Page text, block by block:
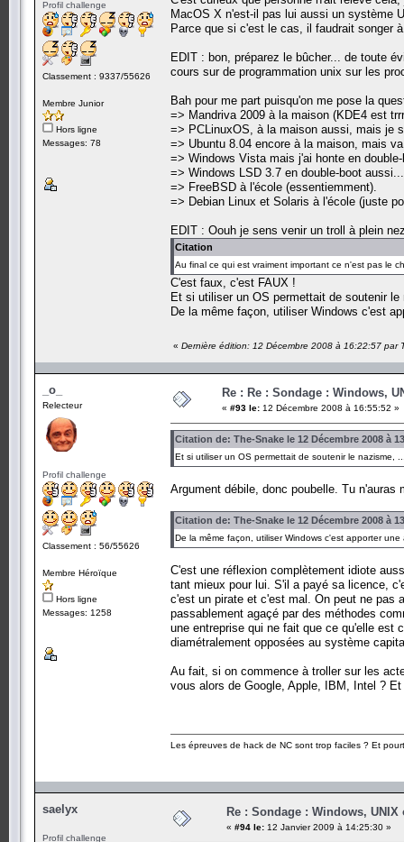
Profil challenge
Classement : 9337/55626
Membre Junior
Hors ligne
Messages: 78
MacOS X n'est-il pas lui aussi un système
Parce que si c'est le cas, il faudrait songer
EDIT : bon, préparez le bûcher... de toute
cours sur de programmation unix sur les
Bah pour me part puisqu'on me pose la
=> Mandriva 2009 à la maison (KDE4 est
=> PCLinuxOS, à la maison aussi, mais je
=> Ubuntu 8.04 encore à la maison, mais
=> Windows Vista mais j'ai honte en
=> Windows LSD 3.7 en double-boot aussi...
=> FreeBSD à l'école (essentiemment).
=> Debian Linux et Solaris à l'école (juste
EDIT : Oouh je sens venir un troll à plein
Citation
Au final ce qui est vraiment important ce n'est pas le
C'est faux, c'est FAUX !
Et si utiliser un OS permettait de soutenir
De la même façon, utiliser Windows c'est
« Dernière édition: 12 Décembre 2008 à 16:22:57 par
_o_
Relecteur
Profil challenge
Classement : 56/55626
Membre Héroïque
Hors ligne
Messages: 1258
Re : Re : Sondage : Windows,
« #93 le: 12 Décembre 2008 à 16:55:52 »
Citation de: The-Snake le 12 Décembre 2008 à
Et si utiliser un OS permettait de soutenir le nazisme,
Argument débile, donc poubelle. Tu
Citation de: The-Snake le 12 Décembre 2008 à
De la même façon, utiliser Windows c'est apporter
C'est une réflexion complètement idiote
tant mieux pour lui. S'il a payé sa licence,
c'est un pirate et c'est mal. On peut ne pas
passablement agaçé par des méthodes
une entreprise qui ne fait que ce qu'elle est
diamétralement opposées au système
Au fait, si on commence à troller sur les
vous alors de Google, Apple, IBM, Intel ?
Les épreuves de hack de NC sont trop faciles ? Et
saelyx
Profil challenge
Re : Sondage : Windows, UNIX
« #94 le: 12 Janvier 2009 à 14:25:30 »